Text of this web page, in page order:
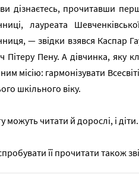
дізнаєтесь, прочитавши
лауреата
— звідки взявся Каспар
Пітеру Пену. А дівчинка, яку
місію: гармонізувати
шкільного віку.
можуть читати й дорослі, і діти.
її прочитати також